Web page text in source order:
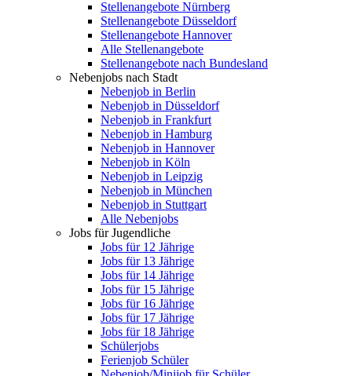
Stellenangebote Nürnberg
Stellenangebote Düsseldorf
Stellenangebote Hannover
Alle Stellenangebote
Stellenangebote nach Bundesland
Nebenjobs nach Stadt
Nebenjob in Berlin
Nebenjob in Düsseldorf
Nebenjob in Frankfurt
Nebenjob in Hamburg
Nebenjob in Hannover
Nebenjob in Köln
Nebenjob in Leipzig
Nebenjob in München
Nebenjob in Stuttgart
Alle Nebenjobs
Jobs für Jugendliche
Jobs für 12 Jährige
Jobs für 13 Jährige
Jobs für 14 Jährige
Jobs für 15 Jährige
Jobs für 16 Jährige
Jobs für 17 Jährige
Jobs für 18 Jährige
Schülerjobs
Ferienjob Schüler